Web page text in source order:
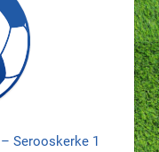
Serooskerke 1